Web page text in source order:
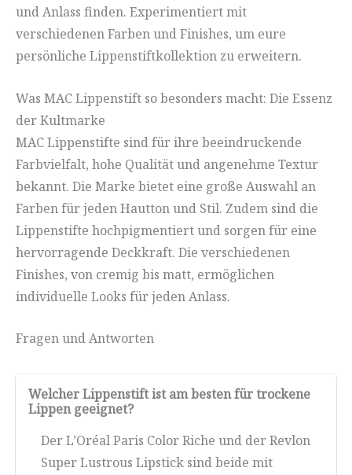
und Anlass finden. Experimentiert mit
verschiedenen Farben und Finishes, um eure
persönliche Lippenstiftkollektion zu erweitern.
Was MAC Lippenstift so besonders macht: Die Essenz
der Kultmarke
MAC Lippenstifte sind für ihre beeindruckende
Farbvielfalt, hohe Qualität und angenehme Textur
bekannt. Die Marke bietet eine große Auswahl an
Farben für jeden Hautton und Stil. Zudem sind die
Lippenstifte hochpigmentiert und sorgen für eine
hervorragende Deckkraft. Die verschiedenen
Finishes, von cremig bis matt, ermöglichen
individuelle Looks für jeden Anlass.
Fragen und Antworten
Welcher Lippenstift ist am besten für trockene
Lippen geeignet?
Der L’Oréal Paris Color Riche und der Revlon
Super Lustrous Lipstick sind beide mit